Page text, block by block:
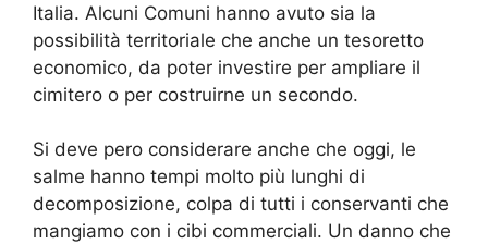
Italia. Alcuni Comuni hanno avuto sia la
possibilità territoriale che anche un tesoretto
economico, da poter investire per ampliare il
cimitero o per costruirne un secondo.
Si deve pero considerare anche che oggi, le
salme hanno tempi molto più lunghi di
decomposizione, colpa di tutti i conservanti che
mangiamo con i cibi commerciali. Un danno che